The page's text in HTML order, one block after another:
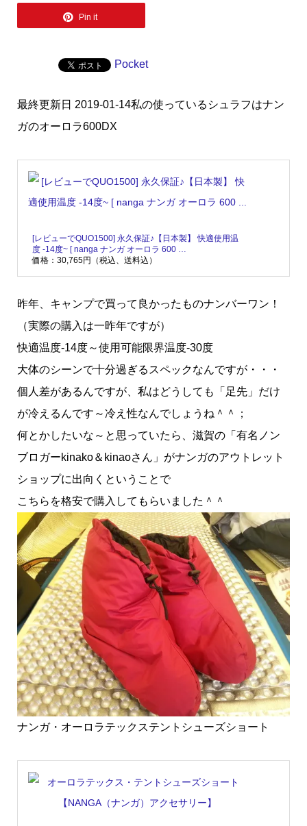
Pin it
Pocket
最終更新日 2019-01-14私の使っているシュラフはナン
ガのオーロラ600DX
[レビューでQUO1500] 永久保証♪【日本製】 快適使用温
度 -14度~ [ nanga ナンガ オーロラ 600 …
価格：30,765円（税込、送料込）
昨年、キャンプで買って良かったものナンバーワン！
（実際の購入は一昨年ですが）
快適温度‐14度～使用可能限界温度‐30度
大体のシーンで十分過ぎるスペックなんですが・・・
個人差があるんですが、私はどうしても「足先」だけ
が冷えるんです～冷え性なんでしょうね＾＾；
何とかしたいな～と思っていたら、滋賀の「有名ノン
ブロガーkinako＆kinaoさん」がナンガのアウトレット
ショップに出向くということで
こちらを格安で購入してもらいました＾＾
ナンガ・オーロラテックステントシューズショート